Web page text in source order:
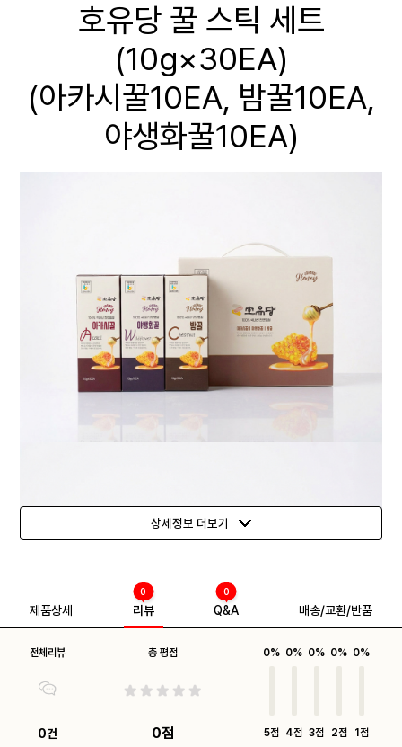
호유당 꿀 스틱 세트
(10g×30EA)
(아카시꿀10EA, 밤꿀10EA,
야생화꿀10EA)
상세정보 더보기
제품상세 리뷰
0
Q&A
0
배송/교환/반품
전체리뷰
0건
총 평점
0점
0%
5점
0%
4점
0%
3점
0%
2점
0%
1점